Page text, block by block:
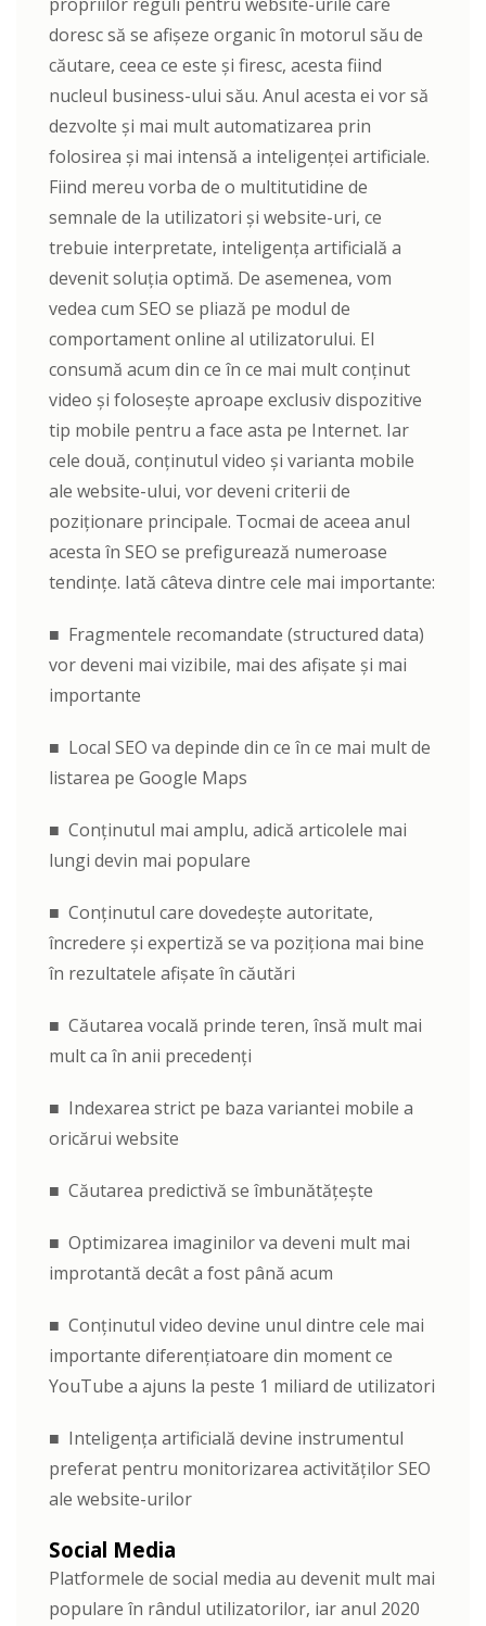
doresc să se afișeze organic în motorul său de
căutare, ceea ce este și firesc, acesta fiind
nucleul business-ului său. Anul acesta ei vor să
dezvolte și mai mult automatizarea prin
folosirea și mai intensă a inteligenței artificiale.
Fiind mereu vorba de o multitutidine de
semnale de la utilizatori și website-uri, ce
trebuie interpretate, inteligența artificială a
devenit soluția optimă. De asemenea, vom
vedea cum SEO se pliază pe modul de
comportament online al utilizatorului. El
consumă acum din ce în ce mai mult conținut
video și folosește aproape exclusiv dispozitive
tip mobile pentru a face asta pe Internet. Iar
cele două, conținutul video și varianta mobile
ale website-ului, vor deveni criterii de
poziționare principale. Tocmai de aceea anul
acesta în SEO se prefigurează numeroase
tendințe. Iată câteva dintre cele mai importante:
■ Fragmentele recomandate (structured data)
vor deveni mai vizibile, mai des afișate și mai
importante
■ Local SEO va depinde din ce în ce mai mult de
listarea pe Google Maps
■ Conținutul mai amplu, adică articolele mai
lungi devin mai populare
■ Conținutul care dovedește autoritate,
încredere și expertiză se va poziționa mai bine
în rezultatele afișate în căutări
■ Căutarea vocală prinde teren, însă mult mai
mult ca în anii precedenți
■ Indexarea strict pe baza variantei mobile a
oricărui website
■ Căutarea predictivă se îmbunătățește
■ Optimizarea imaginilor va deveni mult mai
improtantă decât a fost până acum
■ Conținutul video devine unul dintre cele mai
importante diferențiatoare din moment ce
YouTube a ajuns la peste 1 miliard de utilizatori
■ Inteligența artificială devine instrumentul
preferat pentru monitorizarea activităților SEO
ale website-urilor
Social Media
Platformele de social media au devenit mult mai
populare în rândul utilizatorilor, iar anul 2020